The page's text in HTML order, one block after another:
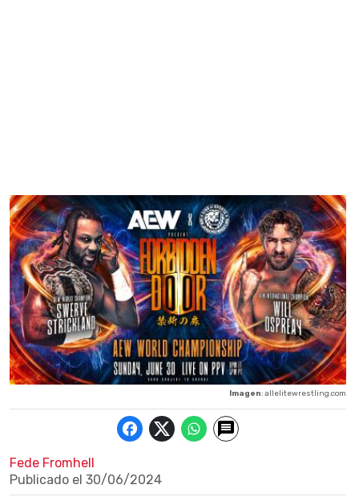
Imagen: allelitewrestling.com
Fede Fromhell
Publicado el 30/06/2024